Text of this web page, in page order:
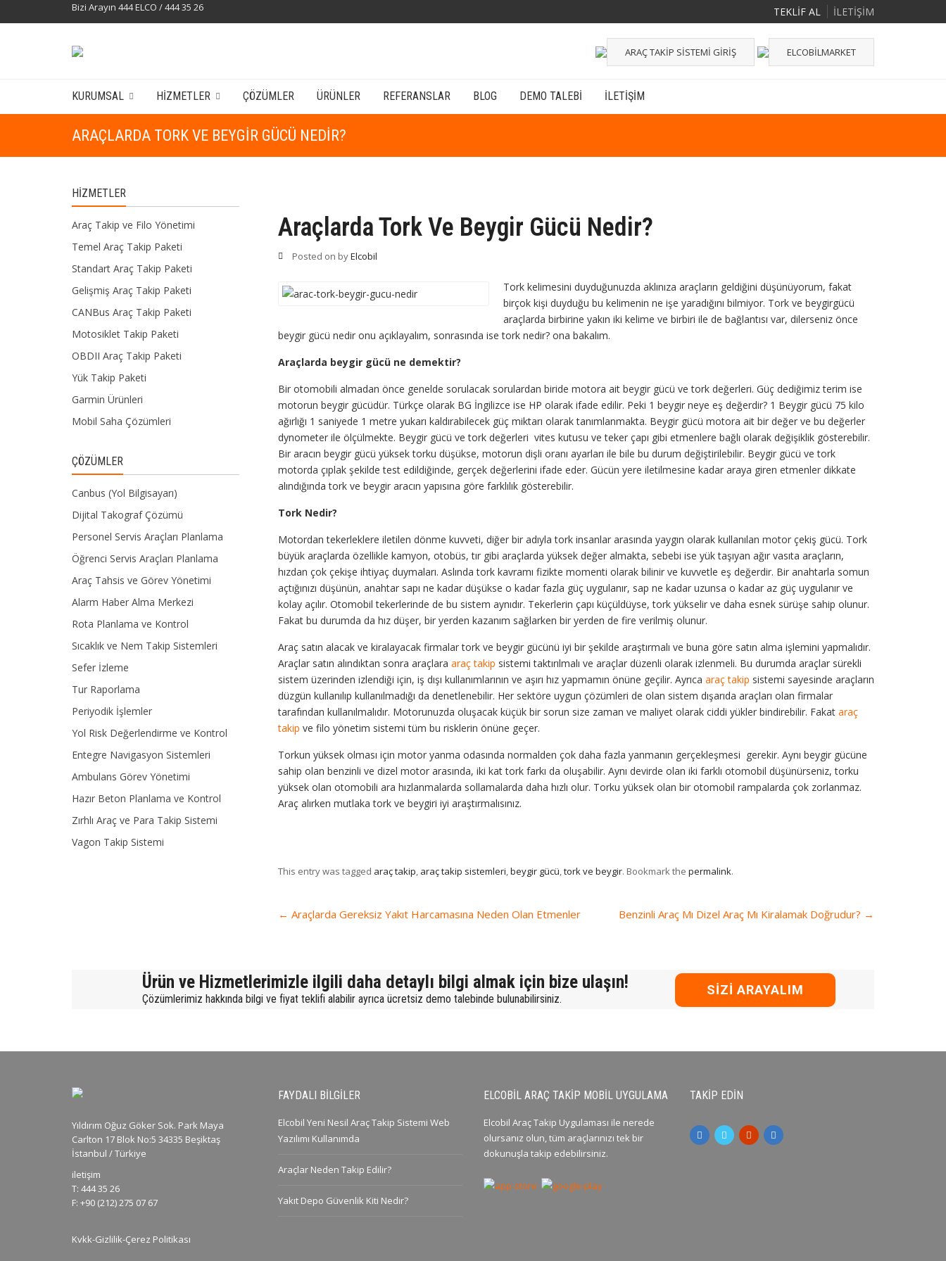
Bizi Arayın 444 ELCO / 444 35 26 TEKLİF AL İLETİŞİM
ARAÇ TAKIP SISTEMI GIRIŞ ELCOBILMARKET
KURUMSAL HIZMETLER ÇÖZÜMLER ÜRÜNLER REFERANSLAR BLOG DEMO TALEBI İLETIŞIM
ARAÇLARDA TORK VE BEYGIR GÜCÜ NEDIR?
Araçlarda Tork Ve Beygir Gücü Nedir?
Posted on byElcobil
Tork kelimesini duyduğunuzda aklınıza araçların geldiğini düşünüyorum, fakat
birçok kişi duyduğu bu kelimenin ne işe yaradığını bilmiyor. Tork ve beygirgücü
araçlarda birbirine yakın iki kelime ve birbiri ile de bağlantısı var, dilerseniz önce
beygir gücü nedir onu açıklayalım, sonrasında ise tork nedir? ona bakalım.
Araçlarda beygir gücü ne demektir?
Bir otomobili almadan önce genelde sorulacak sorulardan biride motora ait beygir gücü ve tork değerleri. Güç dediğimiz terim ise
motorun beygir gücüdür. Türkçe olarak BG İngilizce ise HP olarak ifade edilir. Peki 1 beygir neye eş değerdir? 1 Beygir gücü 75 kilo
ağırlığı 1 saniyede 1 metre yukarı kaldırabilecek güç miktarı olarak tanımlanmakta. Beygir gücü motora ait bir değer ve bu değerler
dynometer ile ölçülmekte. Beygir gücü ve tork değerleri vites kutusu ve teker çapı gibi etmenlere bağlı olarak değişiklik gösterebilir.
Bir aracın beygir gücü yüksek torku düşükse, motorun dişli oranı ayarları ile bile bu durum değiştirilebilir. Beygir gücü ve tork
motorda çıplak şekilde test edildiğinde, gerçek değerlerini ifade eder. Gücün yere iletilmesine kadar araya giren etmenler dikkate
alındığında tork ve beygir aracın yapısına göre farklılık gösterebilir.
Tork Nedir?
Motordan tekerleklere iletilen dönme kuvveti, diğer bir adıyla tork insanlar arasında yaygın olarak kullanılan motor çekiş gücü. Tork
büyük araçlarda özellikle kamyon, otobüs, tır gibi araçlarda yüksek değer almakta, sebebi ise yük taşıyan ağır vasıta araçların,
hızdan çok çekişe ihtiyaç duymaları. Aslında tork kavramı fizikte momenti olarak bilinir ve kuvvetle eş değerdir. Bir anahtarla somun
açtığınızı düşünün, anahtar sapı ne kadar düşükse o kadar fazla güç uygulanır, sap ne kadar uzunsa o kadar az güç uygulanır ve
kolay açılır. Otomobil tekerlerinde de bu sistem aynıdır. Tekerlerin çapı küçüldüyse, tork yükselir ve daha esnek sürüşe sahip olunur.
Fakat bu durumda da hız düşer, bir yerden kazanım sağlarken bir yerden de fire verilmiş olunur.
Araç satın alacak ve kiralayacak firmalar tork ve beygir gücünü iyi bir şekilde araştırmalı ve buna göre satın alma işlemini yapmalıdır.
Araçlar satın alındıktan sonra araçlara araç takip sistemi taktırılmalı ve araçlar düzenli olarak izlenmeli. Bu durumda araçlar sürekli
sistem üzerinden izlendiği için, iş dışı kullanımlarının ve aşırı hız yapmamın önüne geçilir. Ayrıca araç takip sistemi sayesinde araçların
düzgün kullanılıp kullanılmadığı da denetlenebilir. Her sektöre uygun çözümleri de olan sistem dışarıda araçları olan firmalar
tarafından kullanılmalıdır. Motorunuzda oluşacak küçük bir sorun size zaman ve maliyet olarak ciddi yükler bindirebilir. Fakat araç
takip ve filo yönetim sistemi tüm bu risklerin önüne geçer.
Torkun yüksek olması için motor yanma odasında normalden çok daha fazla yanmanın gerçekleşmesi gerekir. Aynı beygir gücüne
sahip olan benzinli ve dizel motor arasında, iki kat tork farkı da oluşabilir. Aynı devirde olan iki farklı otomobil düşünürseniz, torku
yüksek olan otomobili ara hızlanmalarda sollamalarda daha hızlı olur. Torku yüksek olan bir otomobil rampalarda çok zorlanmaz.
Araç alırken mutlaka tork ve beygiri iyi araştırmalısınız.
This entry was tagged araç takip, araç takip sistemleri,beygir gücü,tork ve beygir. Bookmark the permalink.
← Araçlarda Gereksiz Yakıt Harcamasına Neden Olan Etmenler Benzinli Araç Mı Dizel Araç Mı Kiralamak Doğrudur? →
HIZMETLER
Araç Takip ve Filo Yönetimi
Temel Araç Takip Paketi
Standart Araç Takip Paketi
Gelişmiş Araç Takip Paketi
CANBus Araç Takip Paketi
Motosiklet Takip Paketi
OBDII Araç Takip Paketi
Yük Takip Paketi
Garmin Ürünleri
Mobil Saha Çözümleri
ÇÖZÜMLER
Canbus (Yol Bilgisayarı)
Dijital Takograf Çözümü
Personel Servis Araçları Planlama
Öğrenci Servis Araçları Planlama
Araç Tahsis ve Görev Yönetimi
Alarm Haber Alma Merkezi
Rota Planlama ve Kontrol
Sıcaklık ve Nem Takip Sistemleri
Sefer İzleme
Tur Raporlama
Periyodik İşlemler
Yol Risk Değerlendirme ve Kontrol
Entegre Navigasyon Sistemleri
Ambulans Görev Yönetimi
Hazır Beton Planlama ve Kontrol
Zırhlı Araç ve Para Takip Sistemi
Vagon Takip Sistemi
Ürün ve Hizmetlerimizle ilgili daha detaylı bilgi almak için bize ulaşın!
Çözümlerimiz hakkında bilgi ve fiyat teklifi alabilir ayrıca ücretsiz demo talebinde bulunabilirsiniz.
SIZI ARAYALIM
Yıldırım Oğuz Göker Sok. Park Maya
Carlton 17 Blok No:5 34335 Beşiktaş
İstanbul / Türkiye
iletişim
T: 444 35 26
F: +90 (212) 275 07 67
Kvkk-Gizlilik-Çerez Politikası
FAYDALI BILGILER
Elcobil Yeni Nesil Araç Takip Sistemi Web
Yazılımı Kullanımda
Araçlar Neden Takip Edilir?
Yakıt Depo Güvenlik Kiti Nedir?
ELCOBIL ARAÇ TAKIP MOBIL UYGULAMA
Elcobil Araç Takip Uygulaması ile nerede
olursanız olun, tüm araçlarınızı tek bir
dokunuşla takip edebilirsiniz.
TAKIP EDIN